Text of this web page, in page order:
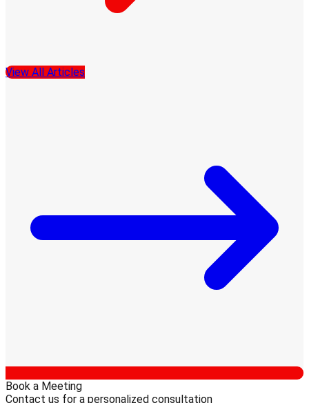
View All Articles
Book a Meeting
Contact us for a personalized consultation